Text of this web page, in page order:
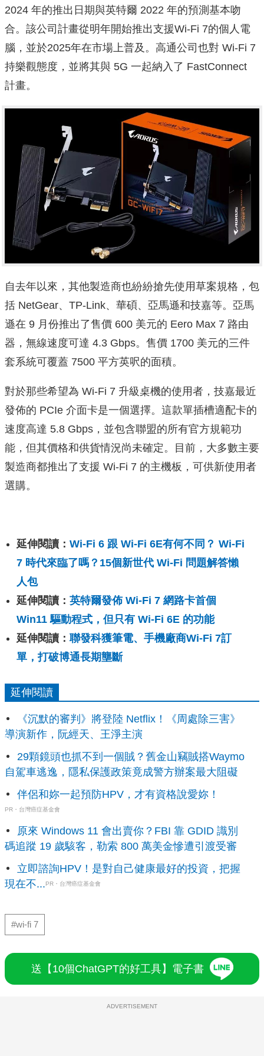
2024 年的推出日期與英特爾 2022 年的預測基本吻
合。該公司計畫從明年開始推出支援Wi-Fi 7的個人電
腦，並於2025年在市場上普及。高通公司也對 Wi-Fi 7
持樂觀態度，並將其與 5G 一起納入了 FastConnect
計畫。
自去年以來，其他製造商也紛紛搶先使用草案規格，包
括 NetGear、TP-Link、華碩、亞馬遜和技嘉等。亞馬
遜在 9 月份推出了售價 600 美元的 Eero Max 7 路由
器，無線速度可達 4.3 Gbps。售價 1700 美元的三件
套系統可覆蓋 7500 平方英呎的面積。
對於那些希望為 Wi-Fi 7 升級桌機的使用者，技嘉最近
發佈的 PCIe 介面卡是一個選擇。這款單插槽適配卡的
速度高達 5.8 Gbps，並包含聯盟的所有官方規範功
能，但其價格和供貨情況尚未確定。目前，大多數主要
製造商都推出了支援 Wi-Fi 7 的主機板，可供新使用者
選購。
延伸閱讀： Wi-Fi 6 跟 Wi-Fi 6E有何不同？ Wi-Fi
7 時代來臨了嗎？15個新世代 Wi-Fi 問題解答懶
人包
延伸閱讀： 英特爾發佈 Wi-Fi 7 網路卡首個
Win11 驅動程式，但只有 Wi-Fi 6E 的功能
延伸閱讀： 聯發科獲筆電、手機廠商Wi-Fi 7訂
單，打破博通長期壟斷
延伸閱讀
《沉默的審判》將登陸 Netflix！《周處除三害》
導演新作，阮經天、王淨主演
29顆鏡頭也抓不到一個賊？舊金山竊賊搭Waymo
自駕車逃逸，隱私保護政策竟成警方辦案最大阻礙
伴侶和妳一起預防HPV，才有資格說愛妳！
PR・台灣癌症基金會
原來 Windows 11 會出賣你？FBI 靠 GDID 識別
碼追蹤 19 歲駭客，勒索 800 萬美金慘遭引渡受審
立即諮詢HPV！是對自己健康最好的投資，把握
現在不...PR・台灣癌症基金會
#wi-fi 7
送【10個ChatGPT的好工具】電子書
ADVERTISEMENT